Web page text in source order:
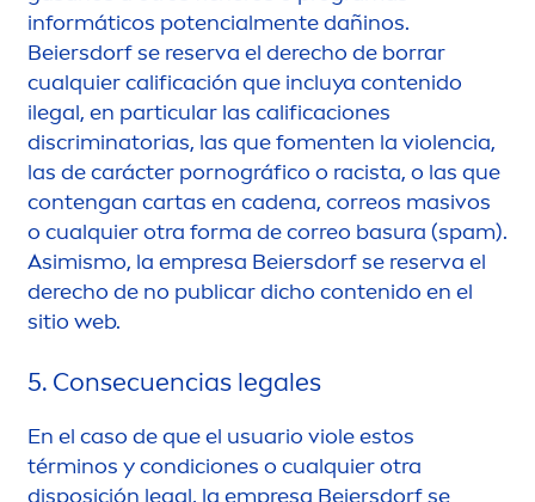
informáticos potencialmente dañinos.
Beiersdorf se reserva el derecho de borrar
cualquier calificación que incluya contenido
ilegal, en particular las calificaciones
discriminatorias, las que fomenten la violencia,
las de carácter pornográfico o racista, o las que
contengan cartas en cadena, correos masivos
o cualquier otra forma de correo basura (spam).
Asimismo, la empresa Beiersdorf se reserva el
derecho de no publicar dicho contenido en el
sitio web.
5. Consecuencias legales
En el caso de que el usuario viole estos
términos y condiciones o cualquier otra
disposición legal, la empresa Beiersdorf se